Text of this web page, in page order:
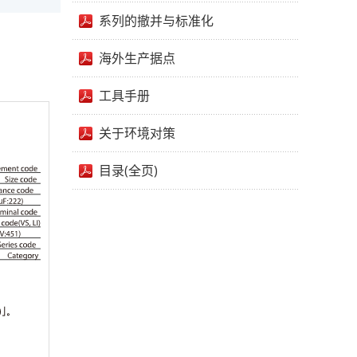
系列的撤并与标准化
海外生产据点
工具手册
关于环境对策
目录(全页)